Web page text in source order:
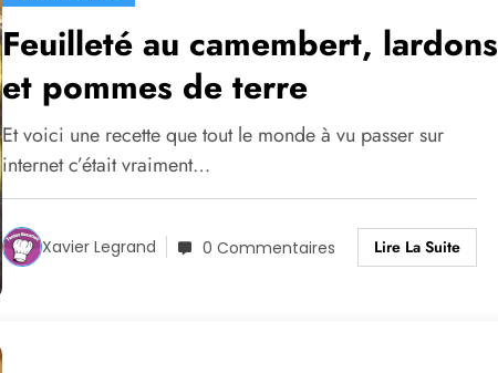
Feuilleté au camembert, lardons
et pommes de terre
Et voici une recette que tout le monde à vu passer sur
internet c’était vraiment…
Xavier Legrand 0 Commentaires Lire La Suite